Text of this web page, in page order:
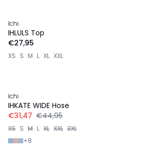
Ichi
IHLULS Top
€27,95
XS S M L XL XXL
Ichi
IHKATE WIDE Hose
€31,47 €44,95
XS S M L XL XXL 3XL
+8